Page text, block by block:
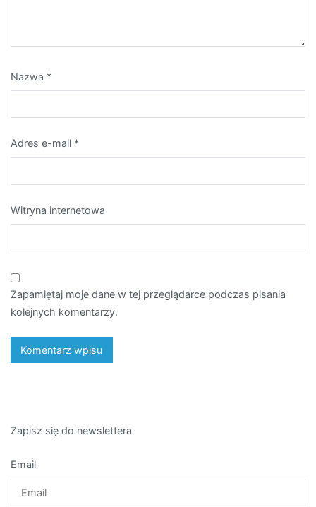
Nazwa *
Adres e-mail *
Witryna internetowa
Zapamiętaj moje dane w tej przeglądarce podczas pisania
kolejnych komentarzy.
Zapisz się do newslettera
Email